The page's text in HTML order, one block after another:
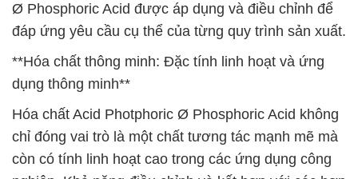
Ø Phosphoric Acid được áp dụng và điều chỉnh để
đáp ứng yêu cầu cụ thể của từng quy trình sản xuất.
**Hóa chất thông minh: Đặc tính linh hoạt và ứng
dụng thông minh**
Hóa chất Acid Photphoric Ø Phosphoric Acid không
chỉ đóng vai trò là một chất tương tác mạnh mẽ mà
còn có tính linh hoạt cao trong các ứng dụng công